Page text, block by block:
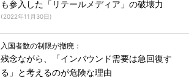
も参入した「リテールメディア」の破壊力
(2022年11月30日)
入国者数の制限が撤廃：
残念ながら、「インバウンド需要は急回復す
る」と考えるのが危険な理由